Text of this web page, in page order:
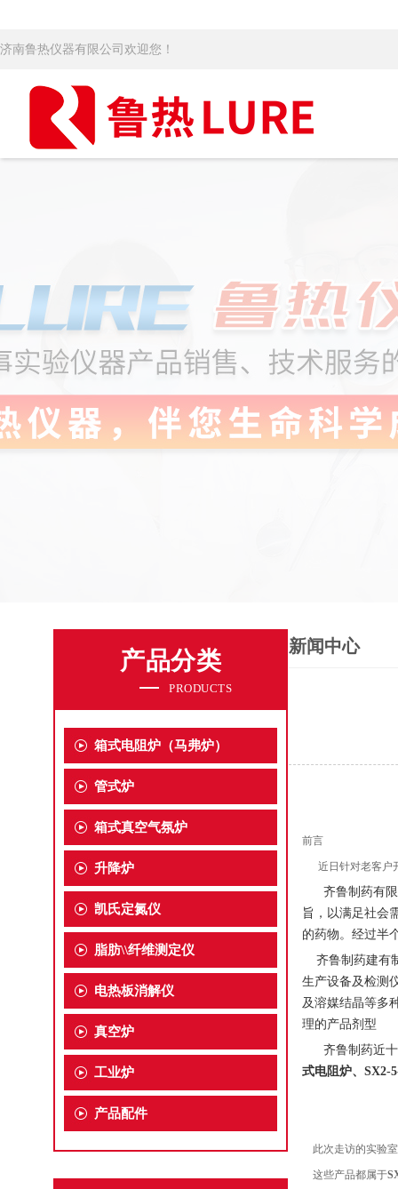
济南鲁热仪器有限公司欢迎您！
产品分类
PRODUCTS
箱式电阻炉（马弗炉）
管式炉
箱式真空气氛炉
升降炉
凯氏定氮仪
脂肪\\纤维测定仪
电热板消解仪
真空炉
工业炉
产品配件
新闻中心
前言
近日针对老客户
齐鲁制药有限
旨，以满足社会
的药物。经过半
齐鲁制药建有
生产设备及检测
及溶媒结晶等多
理的产品剂型
齐鲁制药近十
式电阻炉、SX2-
此次走访的实验室
这些产品都属于